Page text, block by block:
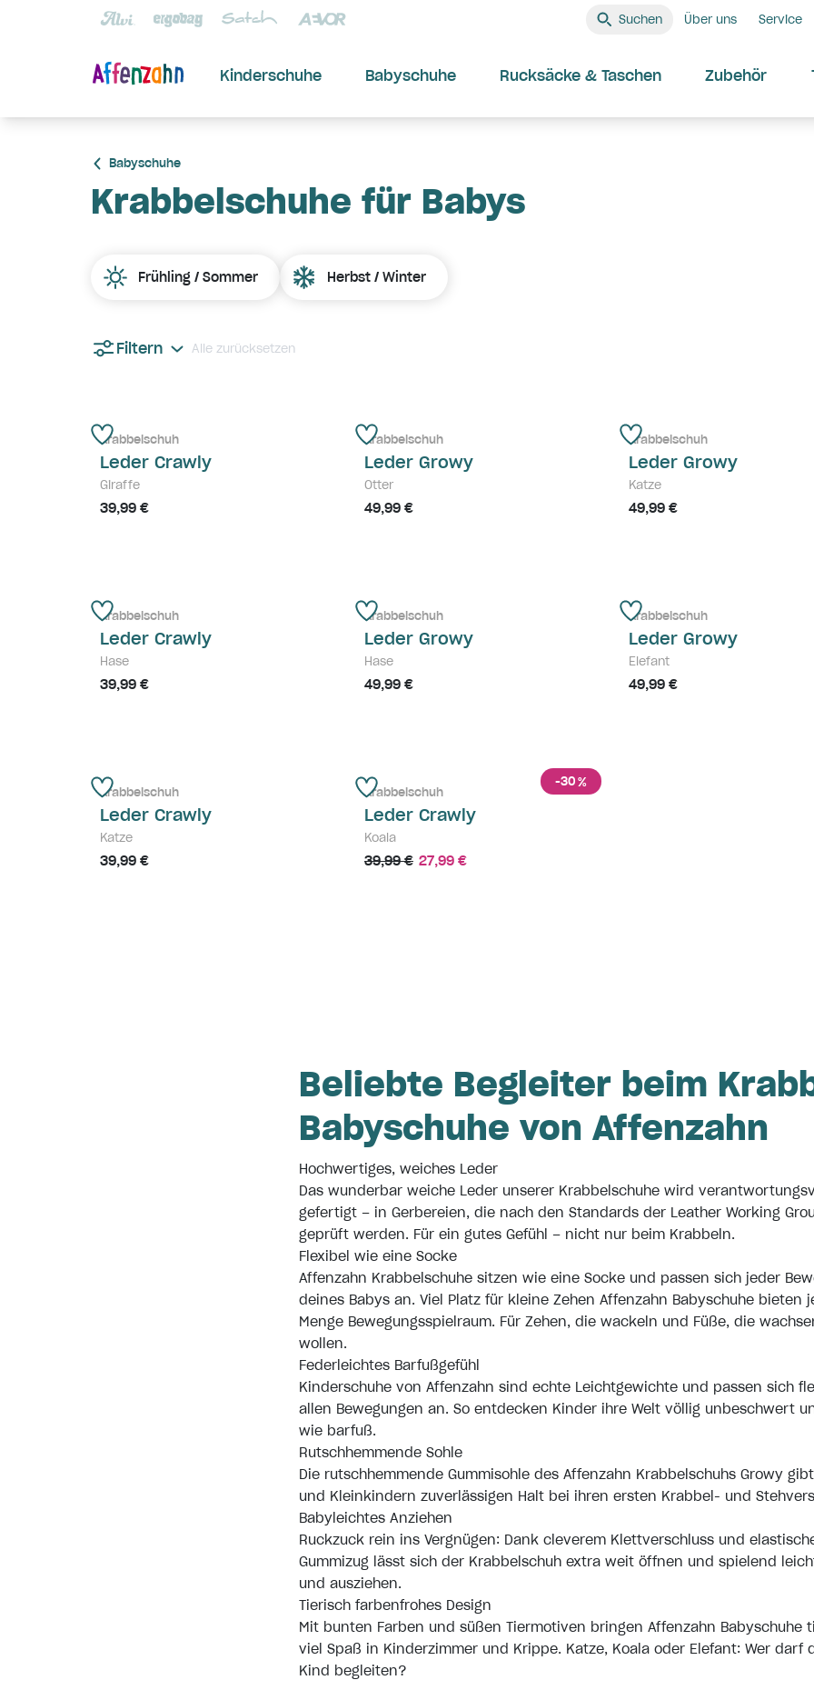
Suchen Über uns Service
Kinderschuhe Babyschuhe Rucksäcke & Taschen Zubehör
Babyschuhe
Krabbelschuhe für Babys
Frühling / Sommer Herbst / Winter
Filtern Alle zurücksetzen
Krabbelschuh
Leder Crawly
Giraffe
39,99 €
Krabbelschuh
Leder Growy
Otter
49,99 €
Krabbelschuh
Leder Growy
Katze
49,99 €
Krabbelschuh
Leder Crawly
Hase
39,99 €
Krabbelschuh
Leder Growy
Hase
49,99 €
Krabbelschuh
Leder Growy
Elefant
49,99 €
Krabbelschuh
Leder Crawly
Katze
39,99 €
-30%
Krabbelschuh
Leder Crawly
Koala
39,99 € 27,99 €
Beliebte Begleiter beim
Babyschuhe von Affenzahn
Hochwertiges, weiches Leder
Das wunderbar weiche Leder unserer Krabbelschuhe wird
gefertigt – in Gerbereien, die nach den Standards der Leather Working
geprüft werden. Für ein gutes Gefühl – nicht nur beim Krabbeln.
Flexibel wie eine Socke
Affenzahn Krabbelschuhe sitzen wie eine Socke und passen sich jeder
deines Babys an. Viel Platz für kleine Zehen Affenzahn Babyschuhe bieten
Menge Bewegungsspielraum. Für Zehen, die wackeln und Füße, die
wollen.
Federleichtes Barfußgefühl
Kinderschuhe von Affenzahn sind echte Leichtgewichte und passen sich
allen Bewegungen an. So entdecken Kinder ihre Welt völlig unbeschwert
wie barfuß.
Rutschhemmende Sohle
Die rutschhemmende Gummisohle des Affenzahn Krabbelschuhs Growy
und Kleinkindern zuverlässigen Halt bei ihren ersten Krabbel- und
Babyleichtes Anziehen
Ruckzuck rein ins Vergnügen: Dank cleverem Klettverschluss und
Gummizug lässt sich der Krabbelschuh extra weit öffnen und spielend
und ausziehen.
Tierisch farbenfrohes Design
Mit bunten Farben und süßen Tiermotiven bringen Affenzahn Babyschuhe
viel Spaß in Kinderzimmer und Krippe. Katze, Koala oder Elefant: Wer darf
Kind begleiten?